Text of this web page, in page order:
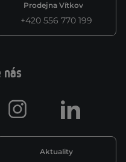
Prodejna Vítkov
+420 556 770 199
Aktuality
Instagram LinkedIn